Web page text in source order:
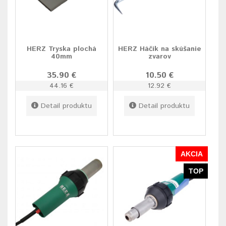
HERZ Tryska plochá
40mm
35.90 €
44.16 €
Detail produktu
HERZ Háčik na skúšanie
zvarov
10.50 €
12.92 €
Detail produktu
AKCIA
TOP